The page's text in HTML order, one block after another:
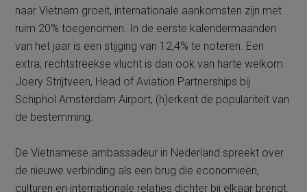
naar Vietnam groeit, internationale aankomsten zijn met
ruim 20% toegenomen. In de eerste kalendermaanden
van het jaar is een stijging van 12,4% te noteren. Een
extra, rechtstreekse vlucht is dan ook van harte welkom.
Joery Strijtveen, Head of Aviation Partnerships bij
Schiphol Amsterdam Airport, (h)erkent de populariteit van
de bestemming.
De Vietnamese ambassadeur in Nederland spreekt over
de nieuwe verbinding als een brug die economieën,
culturen en internationale relaties dichter bij elkaar brengt.